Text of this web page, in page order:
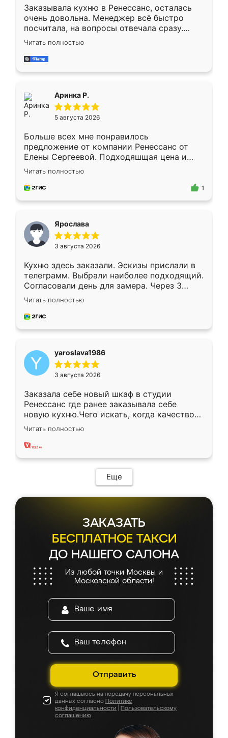
Заказывала кухню в Ренессанс, осталась
очень довольна. Менеджер всё быстро
посчитала, на вопросы отвечала сразу.
Замерщик приехал в субботу, подошёл к
делу со всей ответственностью. Собрали
за день, ребята работали аккуратно, даже
Читать полностью
Аринка Р.
5 августа 2026
Больше всех мне понравилось
предложение от компании Ренессанс от
Елены Сергеевой. Подходяшщая цена и
короткие сроки изготовления. Приехавший
для замера сотрудник Владислав
предложил по моему эскизу самый
Читать полностью
1
Ярослава
3 августа 2026
Кухню здесь заказали. Эскизы прислали в
телеграмм. Выбрали наиболее подходящий.
Согласовали день для замера. Через 3
недели кухня была уже готова. Остались
довольны работой. Спасибо Ренессанс
мебель за качественную работу!
Читать полностью
yaroslava1986
3 августа 2026
Заказала себе новый шкаф в студии
Ренессанс где ранее заказывала себе
новую кухню.Чего искать, когда качеством
вполне довольна. Служит кухня уже почти
два года, нареканий нет.
Читать полностью
Еще
ЗАКАЗАТЬ
БЕСПЛАТНОЕ ТАКСИ
ДО НАШЕГО САЛОНА
Из любой точки Москвы и
Московской области!
Отправить
Я соглашаюсь на передачу персональных
данных согласно Политике
конфиденциальности
Пользовательскому
соглашению